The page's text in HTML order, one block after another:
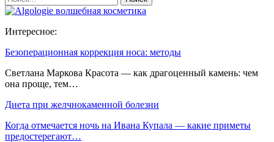
Интересное:
Безоперационная коррекция носа: методы
Светлана Маркова Красота — как драгоценный камень: чем
она проще, тем…
Диета при желчнокаменной болезни
Когда отмечается ночь на Ивана Купала — какие приметы
предостерегают…